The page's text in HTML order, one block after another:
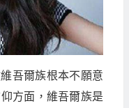
吾爾族根本不願意
方面，維吾爾族是